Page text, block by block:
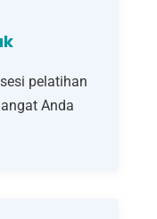
pelatihan
Anda